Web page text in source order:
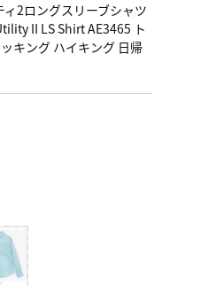
2ロングスリーブシャツ
II LS Shirt AE3465 ト
キング ハイキング 日帰